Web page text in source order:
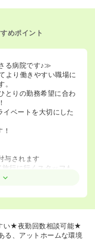
めポイント
る病院です♪≫
より働きやすい職場に
。
とりの勤務希望に合わ
イベートを大切にした
与されます
行に行くスタッフも
加したり…なんてこと
談可能です！
良いな」、「夜勤回
い★夜勤回数相談可能★
、アットホームな環境